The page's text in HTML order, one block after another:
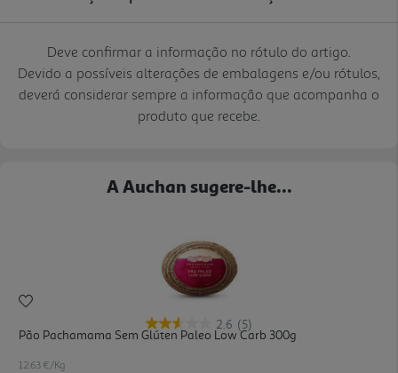
Deve confirmar a informação no rótulo do artigo.
Devido a possíveis alterações de embalagens e/ou rótulos,
deverá considerar sempre a informação que acompanha o
produto que recebe.
A Auchan sugere-lhe...
2.6 (5)
Pão Pachamama Sem Glúten Paleo Low Carb 300g
12.63 €/Kg